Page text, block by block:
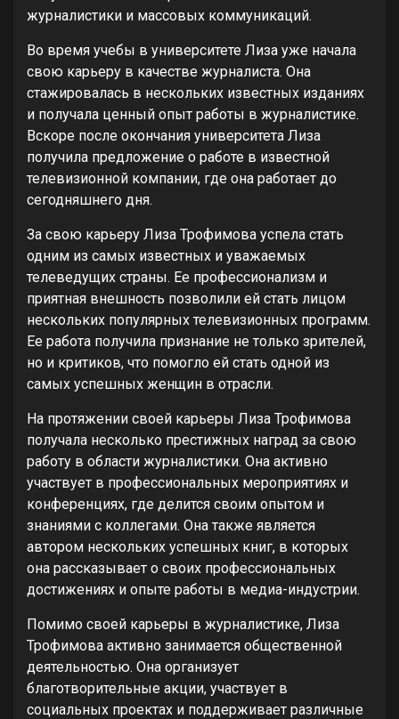
журналистики и массовых коммуникаций.
Во время учебы в университете Лиза уже начала
свою карьеру в качестве журналиста. Она
стажировалась в нескольких известных изданиях
и получала ценный опыт работы в журналистике.
Вскоре после окончания университета Лиза
получила предложение о работе в известной
телевизионной компании, где она работает до
сегодняшнего дня.
За свою карьеру Лиза Трофимова успела стать
одним из самых известных и уважаемых
телеведущих страны. Ее профессионализм и
приятная внешность позволили ей стать лицом
нескольких популярных телевизионных программ.
Ее работа получила признание не только зрителей,
но и критиков, что помогло ей стать одной из
самых успешных женщин в отрасли.
На протяжении своей карьеры Лиза Трофимова
получала несколько престижных наград за свою
работу в области журналистики. Она активно
участвует в профессиональных мероприятиях и
конференциях, где делится своим опытом и
знаниями с коллегами. Она также является
автором нескольких успешных книг, в которых
она рассказывает о своих профессиональных
достижениях и опыте работы в медиа-индустрии.
Помимо своей карьеры в журналистике, Лиза
Трофимова активно занимается общественной
деятельностью. Она организует
благотворительные акции, участвует в
социальных проектах и поддерживает различные